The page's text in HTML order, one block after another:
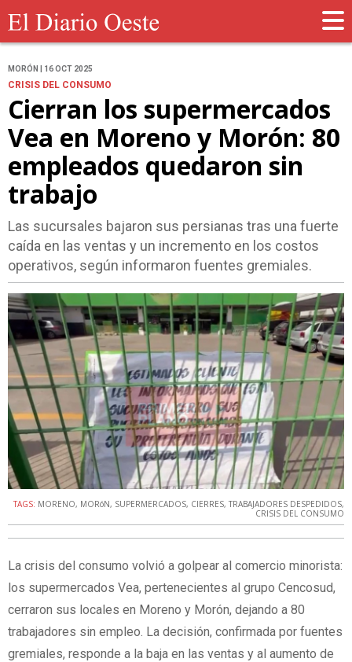
MORÓN | 16 OCT 2025
CRISIS DEL CONSUMO
Cierran los supermercados
Vea en Moreno y Morón: 80
empleados quedaron sin
trabajo
Las sucursales bajaron sus persianas tras una fuerte
caída en las ventas y un incremento en los costos
operativos, según informaron fuentes gremiales.
TAGS: MORENO, MORóN, SUPERMERCADOS, CIERRES, TRABAJADORES DESPEDIDOS,
CRISIS DEL CONSUMO
La crisis del consumo volvió a golpear al comercio minorista:
los supermercados Vea, pertenecientes al grupo Cencosud,
cerraron sus locales en Moreno y Morón, dejando a 80
trabajadores sin empleo. La decisión, confirmada por fuentes
gremiales, responde a la baja en las ventas y al aumento de